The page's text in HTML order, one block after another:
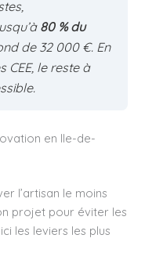
80 % du
de 32 000 €. En
CEE, le reste à
en Ile-de-
l’artisan le moins
projet pour éviter les
les leviers les plus